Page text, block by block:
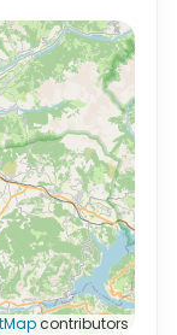
contributors